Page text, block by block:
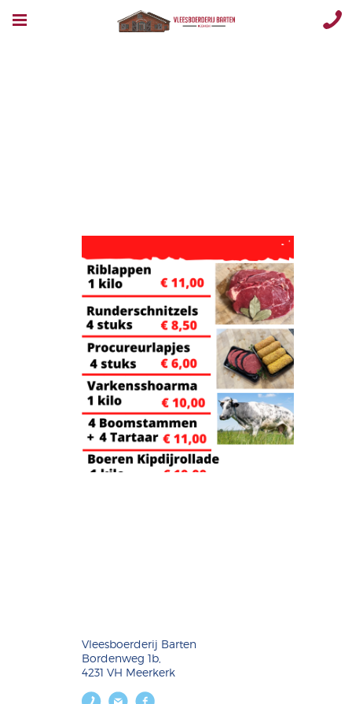
Vleesboerderij Barten
Bordenweg 1b,
4231 VH Meerkerk